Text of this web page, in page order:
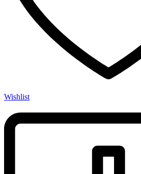
Wishlist